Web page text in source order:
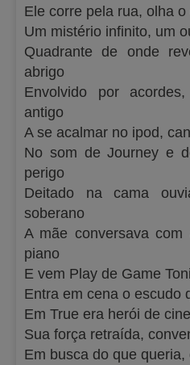
Ele corre pela rua, olha
Um mistério infinito, um
Quadrante de onde
abrigo
Envolvido por
antigo
A se acalmar no ipod,
No som de Journey e
perigo
Deitado na cama
soberano
A mãe conversava
piano
E vem Play de Game
Entra em cena o escudo
Em True era herói de
Sua força retraída,
Em busca do que